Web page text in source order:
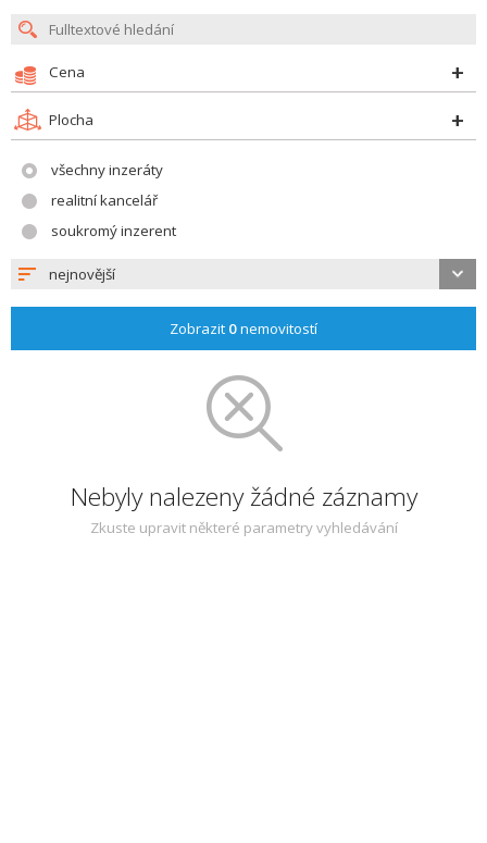
Cena
Plocha
všechny inzeráty
realitní kancelář
soukromý inzerent
nejnovější
Zobrazit 0nemovitostí
Nebyly nalezeny žádné záznamy
Zkuste upravit některé parametry vyhledávání